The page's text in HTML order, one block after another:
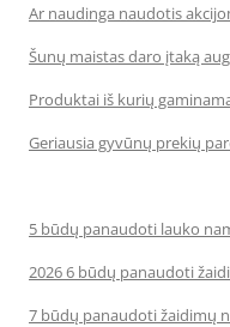
Ar naudinga naudotis
Šunų maistas daro įtaką
Produktai iš kurių
Geriausia gyvūnų prekių
5 būdų panaudoti lauko
2026 6 būdų panaudoti
7 būdų panaudoti žaidimų